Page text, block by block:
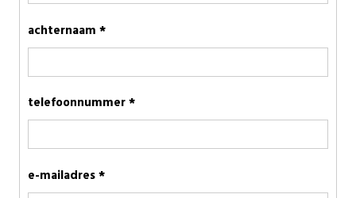
achternaam *
telefoonnummer *
e-mailadres *